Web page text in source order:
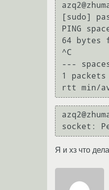
[sudo]
PING
64 bytes
^C
---
1
rtt min/
Я и хз что